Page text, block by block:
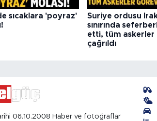
sıcaklara 'poyraz'
Suriye ordusu
sınırında
etti, tüm askerler
çağrıldı
06.10.2008 Haber ve fotoğraflar